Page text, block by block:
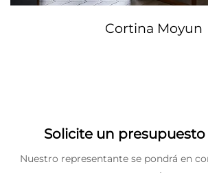
Cortina Moyun
Solicite un
Nuestro representante se pondrá en